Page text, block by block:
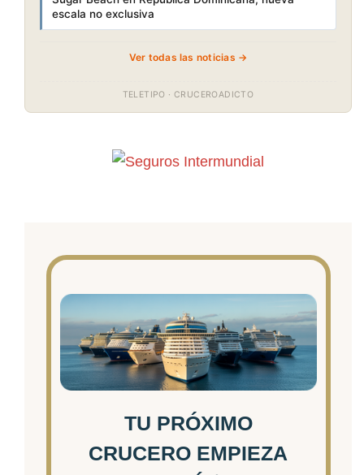
escala no exclusiva
Ver todas las noticias →
TELETIPO · CRUCEROADICTO